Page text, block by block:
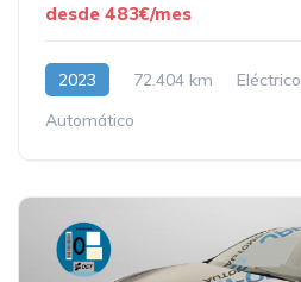
desde 483€/mes
2023 72.404 km Eléctrico
Automático